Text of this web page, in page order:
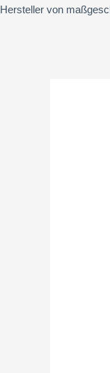
Hersteller von